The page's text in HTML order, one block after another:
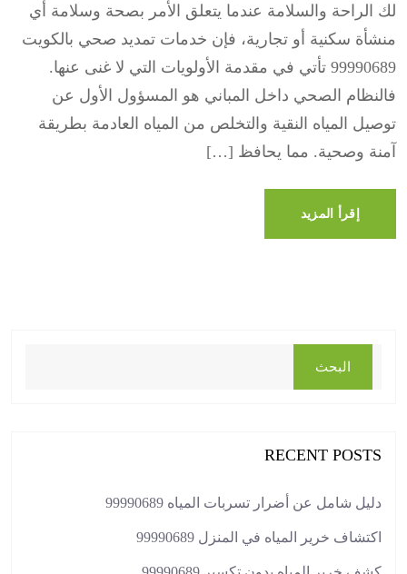
لك الراحة والسلامة عندما يتعلق الأمر بصحة وسلامة أي
منشأة سكنية أو تجارية، فإن خدمات تمديد صحي بالكويت
99990689 تأتي في مقدمة الأولويات التي لا غنى عنها.
فالنظام الصحي داخل المباني هو المسؤول الأول عن
توصيل المياه النقية والتخلص من المياه العادمة بطريقة
آمنة وصحية. مما يحافظ […]
إقرأ المزيد
البحث
RECENT POSTS
دليل شامل عن أضرار تسربات المياه 99990689
اكتشاف خرير المياه في المنزل 99990689